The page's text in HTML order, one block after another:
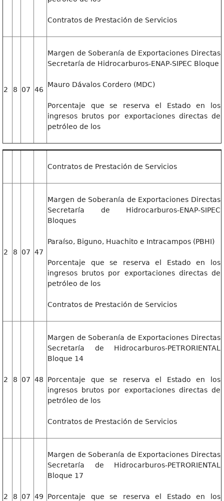
Contratos de Prestación de Servicios
2 8 07 46
Margen de Soberanía de Exportaciones Directas
Secretaría de Hidrocarburos-ENAP-SIPEC Bloque
Mauro Dávalos Cordero (MDC)
Porcentaje que se reserva el Estado en los
ingresos brutos por exportaciones directas de
petróleo de los
Contratos de Prestación de Servicios
2 8 07 47
Margen de Soberanía de Exportaciones Directas
Secretaría de Hidrocarburos-ENAP-SIPEC
Bloques
Paraíso, Biguno, Huachito e Intracampos (PBHI)
Porcentaje que se reserva el Estado en los
ingresos brutos por exportaciones directas de
petróleo de los
Contratos de Prestación de Servicios
2 8 07 48
Margen de Soberanía de Exportaciones Directas
Secretaría de Hidrocarburos-PETRORIENTAL
Bloque 14
Porcentaje que se reserva el Estado en los
ingresos brutos por exportaciones directas de
petróleo de los
Contratos de Prestación de Servicios
2 8 07 49
Margen de Soberanía de Exportaciones Directas
Secretaría de Hidrocarburos-PETRORIENTAL
Bloque 17
Porcentaje que se reserva el Estado en los